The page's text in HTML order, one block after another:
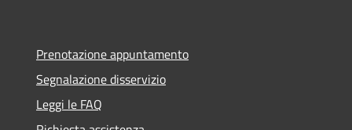
Prenotazione appuntamento
Segnalazione disservizio
Leggi le FAQ